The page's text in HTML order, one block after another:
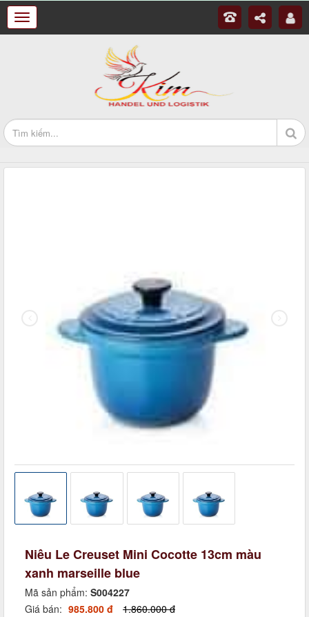
Niêu Le Creuset Mini Cocotte 13cm màu
xanh marseille blue
Mã sản phẩm: S004227
Giá bán: 985.800 đ 1.860.000 đ